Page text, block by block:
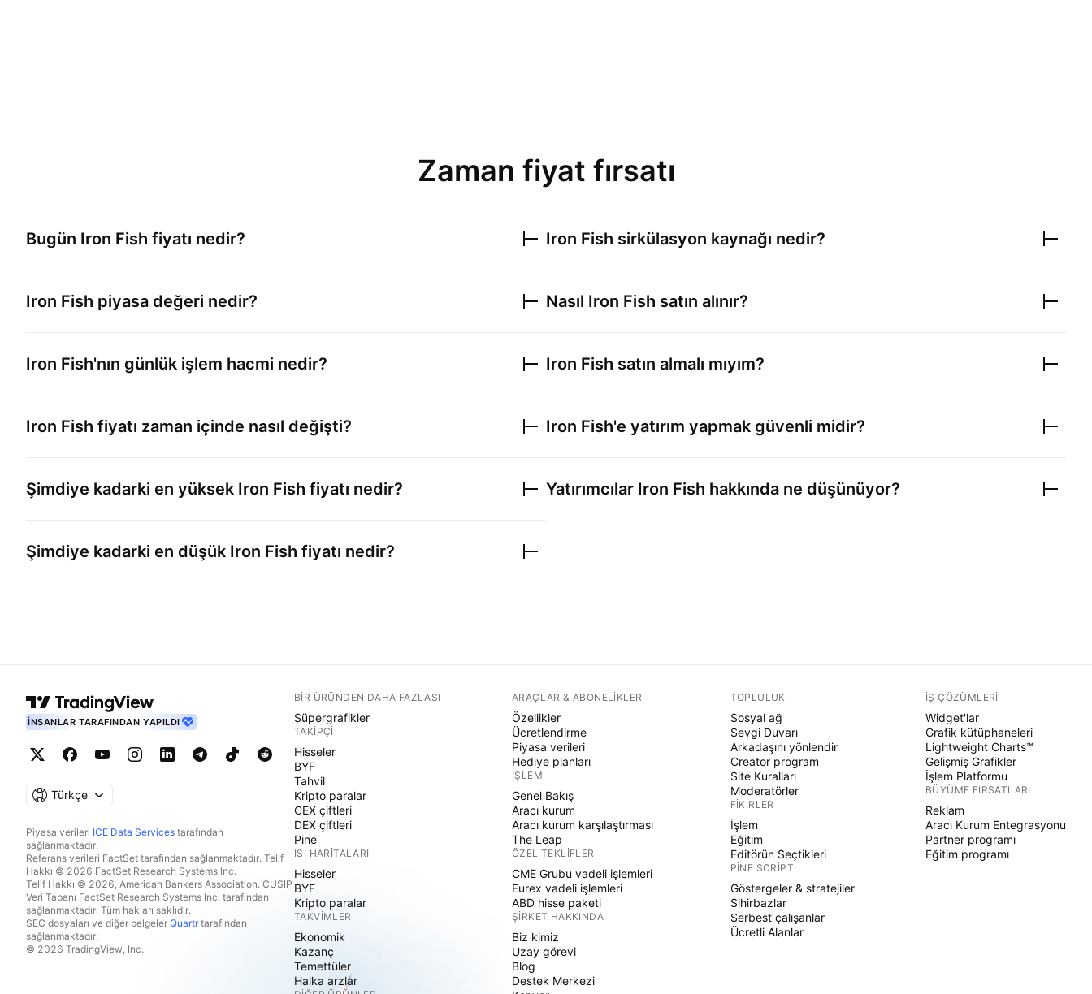
Zaman fiyat fırsatı
Bugün Iron Fish fiyatı nedir?
Iron Fish piyasa değeri nedir?
Iron Fish'nın günlük işlem hacmi nedir?
Iron Fish fiyatı zaman içinde nasıl değişti?
Şimdiye kadarki en yüksek Iron Fish fiyatı nedir?
Şimdiye kadarki en düşük Iron Fish fiyatı nedir?
Iron Fish sirkülasyon kaynağı nedir?
Nasıl Iron Fish satın alınır?
Iron Fish satın almalı mıyım?
Iron Fish'e yatırım yapmak güvenli midir?
Yatırımcılar Iron Fish hakkında ne düşünüyor?
İNSANLAR TARAFINDAN YAPILDI
Türkçe
Piyasa verileri ICE Data Services tarafından
sağlanmaktadır.
Referans verileri FactSet tarafından sağlanmaktadır. Telif
Hakkı © 2026 FactSet Research Systems Inc.
Telif Hakkı © 2026, American Bankers Association. CUSIP
Veri Tabanı FactSet Research Systems Inc. tarafından
sağlanmaktadır. Tüm hakları saklıdır.
SEC dosyaları ve diğer belgeler Quartrtarafından
sağlanmaktadır.
© 2026 TradingView, Inc.
BIR ÜRÜNDEN DAHA FAZLASI
Süpergrafikler
TAKIPÇI
Hisseler
BYF
Tahvil
Kripto paralar
CEX çiftleri
DEX çiftleri
Pine
ISI HARITALARI
Hisseler
BYF
Kripto paralar
TAKVIMLER
Ekonomik
Kazanç
Temettüler
Halka arzlar
ARAÇLAR & ABONELIKLER
Özellikler
Ücretlendirme
Piyasa verileri
Hediye planları
İŞLEM
Genel Bakış
Aracı kurum
Aracı kurum karşılaştırması
The Leap
ÖZEL TEKLIFLER
CME Grubu vadeli işlemleri
Eurex vadeli işlemleri
ABD hisse paketi
ŞIRKET HAKKINDA
Biz kimiz
Uzay görevi
Blog
Destek Merkezi
TOPLULUK
Sosyal ağ
Sevgi Duvarı
Arkadaşını yönlendir
Creator program
Site Kuralları
Moderatörler
FIKIRLER
İşlem
Eğitim
Editörün Seçtikleri
PINE SCRIPT
Göstergeler & stratejiler
Sihirbazlar
Serbest çalışanlar
Ücretli Alanlar
İŞ ÇÖZÜMLERI
Widget'lar
Grafik kütüphaneleri
Lightweight Charts™
Gelişmiş Grafikler
İşlem Platformu
BÜYÜME FIRSATLARI
Reklam
Aracı Kurum Entegrasyonu
Partner programı
Eğitim programı